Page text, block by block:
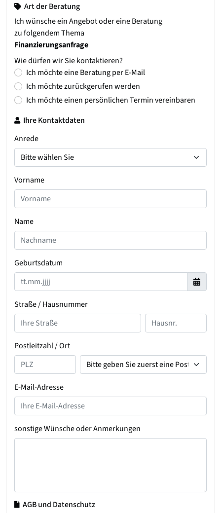
Art der Beratung
Ich wünsche ein Angebot oder eine Beratung
zu folgendem Thema
Finanzierungsanfrage
Wie dürfen wir Sie kontaktieren?
Ich möchte eine Beratung per E-Mail
Ich möchte zurückgerufen werden
Ich möchte einen persönlichen Termin vereinbaren
Ihre Kontaktdaten
Anrede
Vorname
Name
Geburtsdatum
Straße / Hausnummer
Postleitzahl / Ort
E-Mail-Adresse
sonstige Wünsche oder Anmerkungen
AGB und Datenschutz